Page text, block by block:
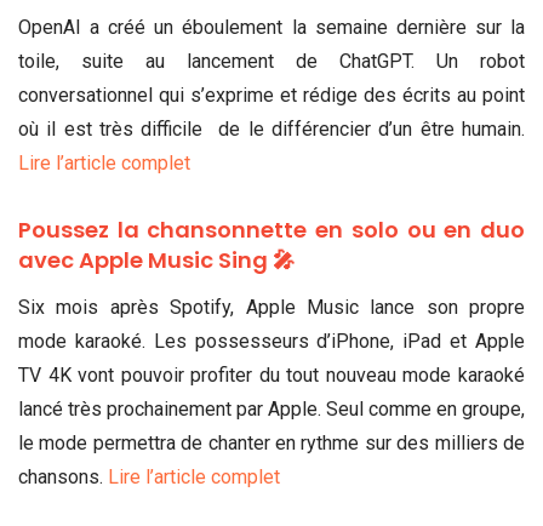
OpenAI a créé un éboulement la semaine dernière sur la
toile, suite au lancement de ChatGPT. Un robot
conversationnel qui s’exprime et rédige des écrits au point
où il est très difficile de le différencier d’un être humain.
Lire l’article complet
Poussez la chansonnette en solo ou en duo
avec Apple Music Sing 🎤
Six mois après Spotify, Apple Music lance son propre
mode karaoké. Les possesseurs d’iPhone, iPad et Apple
TV 4K vont pouvoir profiter du tout nouveau mode karaoké
lancé très prochainement par Apple. Seul comme en groupe,
le mode permettra de chanter en rythme sur des milliers de
chansons. Lire l’article complet